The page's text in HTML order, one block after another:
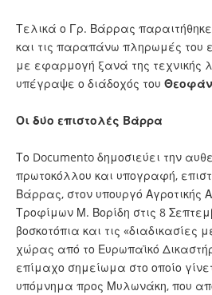
Τελικά ο Γρ. Βάρρας
και τις παραπάνω πληρωμές του
με εφαρμογή ξανά της τεχνικής
υπέγραψε ο διάδοχός του
Οι δύο επιστολές Βάρρα
Το Documento δημοσιεύει την
πρωτοκόλλου και υπογραφή,
Βάρρας, στον υπουργό Αγροτικής
Τροφίμων Μ. Βορίδη στις 8
βοσκοτόπια και τις «διαδικασίες
χώρας από το Ευρωπαϊκό
επίμαχο σημείωμα στο οποίο
υπόμνημα προς Μυλωνάκη, που